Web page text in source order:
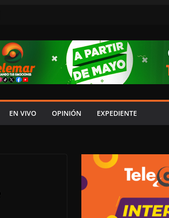
EN VIVO OPINIÓN EXPEDIENTE